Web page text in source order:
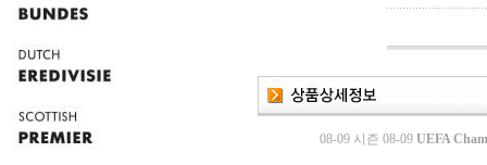
08-09 시즌 08-09 UEFA